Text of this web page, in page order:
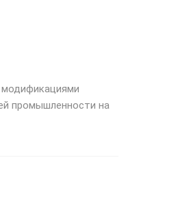
модификациями
промышленности на